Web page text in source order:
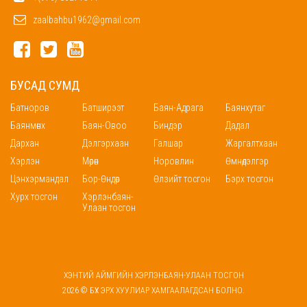
zaalbahbu1962@gmail.com
БУСАД СУМД
Батноров Батширээт Баян-Адрага
Баянхутаг
Баянмөнх
Баян-Овоо Биндэр
Дадал
Дархан
Дэлгэрхаан Галшар
Жаргалтхаан
Хэрлэн
Мөрөн Норовлин
Өмнөдэлгэр
Цэнхэрмандал
Бор-Өндөр Өлзийт тосгон
Бэрх тосгон
Хурх тосгон
Хэрлэнбаян-
Улаан тосгон
ХЭНТИЙ АЙМГИЙН ХЭРЛЭНБАЯН-УЛААН ТОСГОН
2026 © БҮХ ЭРХ ХУУЛИАР ХАМГААЛАГДСАН БОЛНО.